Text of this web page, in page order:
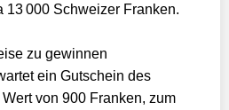
13 000 Schweizer Franken.
zu gewinnen
ein Gutschein des
von 900 Franken, zum